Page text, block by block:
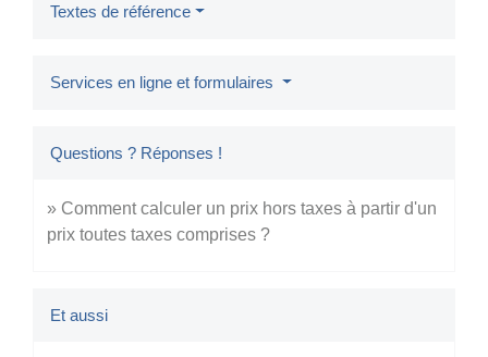
Textes de référence
Services en ligne et formulaires
Questions ? Réponses !
Comment calculer un prix hors taxes à partir d'un
prix toutes taxes comprises ?
Et aussi